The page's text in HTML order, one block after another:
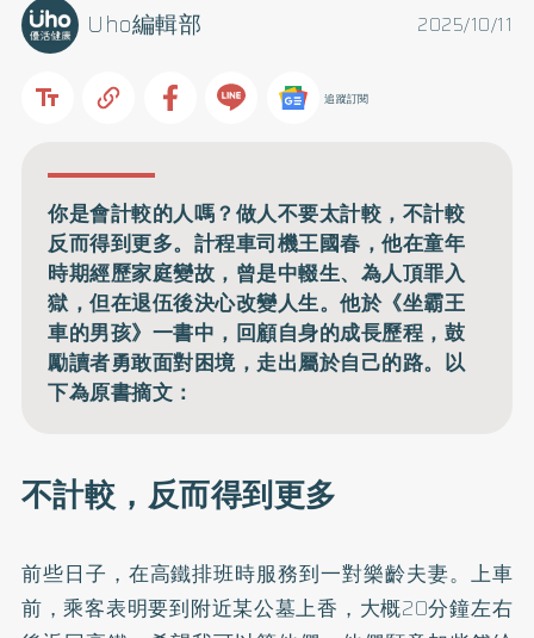
2025/10/11
Uho編輯部
追蹤訂閱
你是會計較的人嗎？做人不要太計較，不計較
反而得到更多。計程車司機王國春，他在童年
時期經歷家庭變故，曾是中輟生、為人頂罪入
獄，但在退伍後決心改變人生。他於《坐霸王
車的男孩》一書中，回顧自身的成長歷程，鼓
勵讀者勇敢面對困境，走出屬於自己的路。以
下為原書摘文：
不計較，反而得到更多
前些日子，在高鐵排班時服務到一對樂齡夫妻。上車
前，乘客表明要到附近某公墓上香，大概20分鐘左右